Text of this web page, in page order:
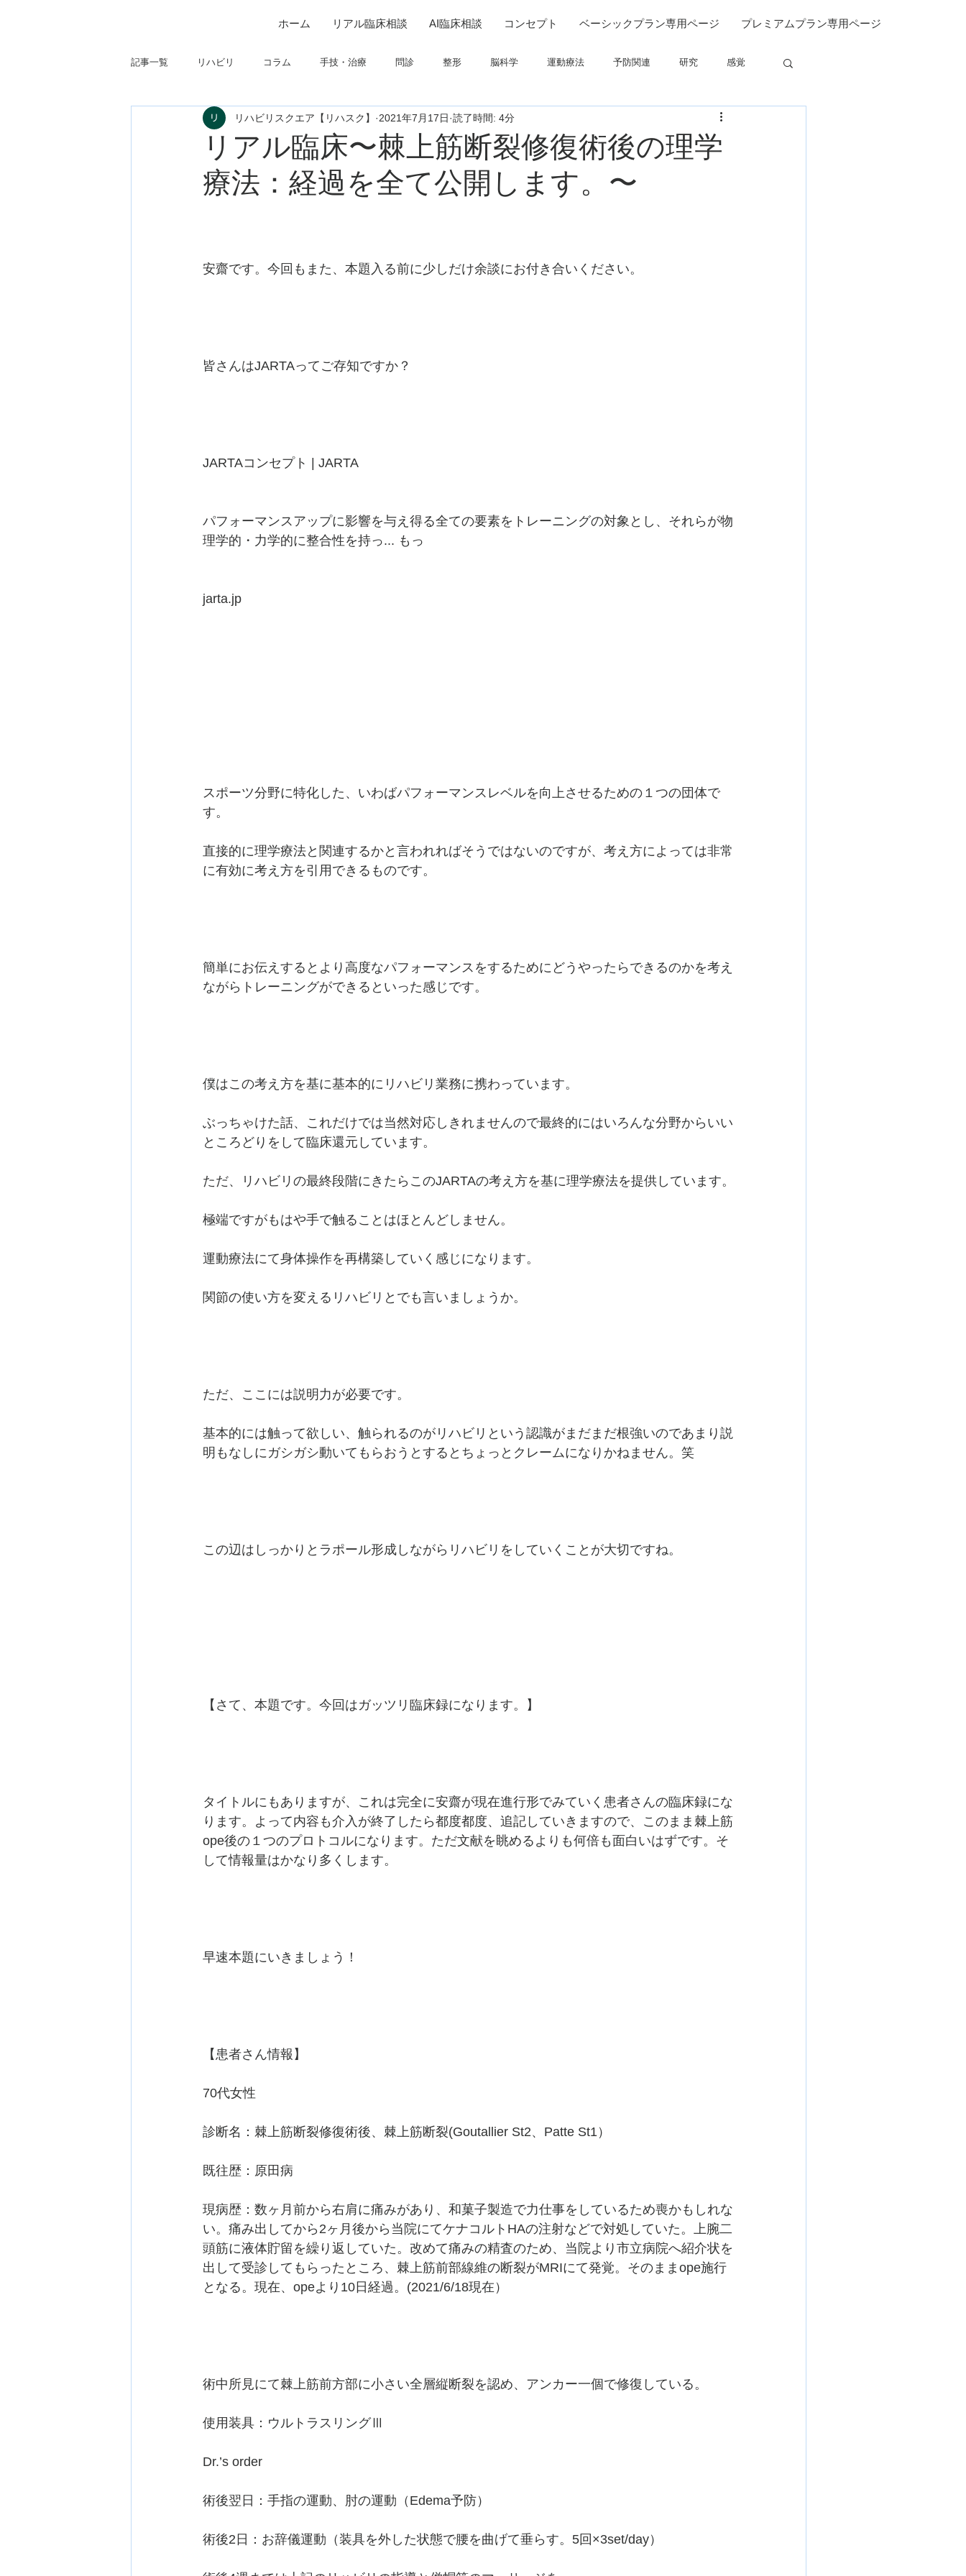
ホーム リアル臨床相談 AI臨床相談 コンセプト ベーシックプラン専用ページ プレミアムプラン専用ページ
記事一覧 リハビリ コラム 手技・治療 問診 整形 脳科学 運動療法 予防関連 研究 感覚
制度関連 学会・研究関連 高次脳機能障害 脳卒中上肢
フィジカルアセスメント 仕事について 栄養 パーキンソン コミュニケーション
リアル臨床〜棘上筋断裂修復術後の理学
療法：経過を全て公開します。〜
リハビリスクエア【リハスク】 2021年7月17日 読了時間: 4分
安齋です。今回もまた、本題入る前に少しだけ余談にお付き合いください。
皆さんはJARTAってご存知ですか？
JARTAコンセプト | JARTA
パフォーマンスアップに影響を与え得る全ての要素をトレーニングの対象とし、それらが物
理学的・力学的に整合性を持っ... もっ
jarta.jp
スポーツ分野に特化した、いわばパフォーマンスレベルを向上させるための１つの団体で
す。
直接的に理学療法と関連するかと言われればそうではないのですが、考え方によっては非常
に有効に考え方を引用できるものです。
簡単にお伝えするとより高度なパフォーマンスをするためにどうやったらできるのかを考え
ながらトレーニングができるといった感じです。
僕はこの考え方を基に基本的にリハビリ業務に携わっています。
ぶっちゃけた話、これだけでは当然対応しきれませんので最終的にはいろんな分野からいい
ところどりをして臨床還元しています。
ただ、リハビリの最終段階にきたらこのJARTAの考え方を基に理学療法を提供しています。
極端ですがもはや手で触ることはほとんどしません。
運動療法にて身体操作を再構築していく感じになります。
関節の使い方を変えるリハビリとでも言いましょうか。
ただ、ここには説明力が必要です。
基本的には触って欲しい、触られるのがリハビリという認識がまだまだ根強いのであまり説
明もなしにガシガシ動いてもらおうとするとちょっとクレームになりかねません。笑
この辺はしっかりとラポール形成しながらリハビリをしていくことが大切ですね。
【さて、本題です。今回はガッツリ臨床録になります。】
タイトルにもありますが、これは完全に安齋が現在進行形でみていく患者さんの臨床録にな
ります。よって内容も介入が終了したら都度都度、追記していきますので、このまま棘上筋
ope後の１つのプロトコルになります。ただ文献を眺めるよりも何倍も面白いはずです。そ
して情報量はかなり多くします。
早速本題にいきましょう！
【患者さん情報】
70代女性
診断名：棘上筋断裂修復術後、棘上筋断裂(Goutallier St2、Patte St1）
既往歴：原田病
現病歴：数ヶ月前から右肩に痛みがあり、和菓子製造で力仕事をしているため喪かもしれな
い。痛み出してから2ヶ月後から当院にてケナコルトHAの注射などで対処していた。上腕二
頭筋に液体貯留を繰り返していた。改めて痛みの精査のため、当院より市立病院へ紹介状を
出して受診してもらったところ、棘上筋前部線維の断裂がMRIにて発覚。そのままope施行
となる。現在、opeより10日経過。(2021/6/18現在）
術中所見にて棘上筋前方部に小さい全層縦断裂を認め、アンカー一個で修復している。
使用装具：ウルトラスリングⅢ
Dr.’s order
術後翌日：手指の運動、肘の運動（Edema予防）
術後2日：お辞儀運動（装具を外した状態で腰を曲げて垂らす。5回×3set/day）